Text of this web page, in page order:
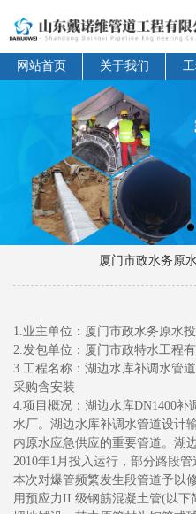
网站首页 关于我们
厦门市政水务原
1.业主单位：厦门市政水务原水
2.发包单位：厦门市政特水工程
3.工程名称：湖边水库补调水管
采购含安装
4.项目概况：湖边水库DN1400补
水厂。湖边水库补调水管道设计
内原水应急供应的重要管道。湖
2010年1月投入运行，部分路段
本次对爆管频繁发生段管道予以
用预应力II 级钢筋混凝土管(以